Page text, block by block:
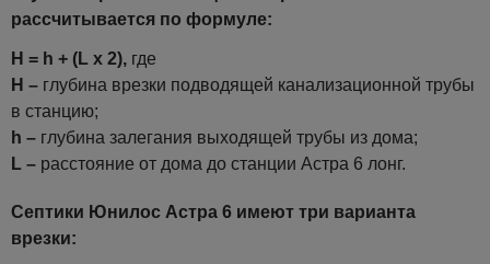
рассчитывается по формуле:
H = h + (L x 2), где
H – глубина врезки подводящей канализационной трубы
в станцию;
h – глубина залегания выходящей трубы из дома;
L – расстояние от дома до станции Астра 6 лонг.
Септики Юнилос Астра 6 имеют три варианта
врезки: